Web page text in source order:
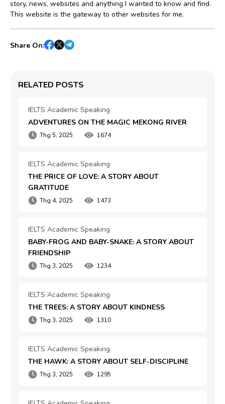
story, news, websites and anything I wanted to know and find.
This website is the gateway to other websites for me.
Share On:
RELATED POSTS
IELTS Academic Speaking
ADVENTURES ON THE MAGIC MEKONG RIVER
Thg 5, 2025 1674
IELTS Academic Speaking
THE PRICE OF LOVE: A STORY ABOUT
GRATITUDE
Thg 4, 2025 1473
IELTS Academic Speaking
BABY-FROG AND BABY-SNAKE: A STORY ABOUT
FRIENDSHIP
Thg 3, 2025 1234
IELTS Academic Speaking
THE TREES: A STORY ABOUT KINDNESS
Thg 3, 2025 1310
IELTS Academic Speaking
THE HAWK: A STORY ABOUT SELF-DISCIPLINE
Thg 3, 2025 1295